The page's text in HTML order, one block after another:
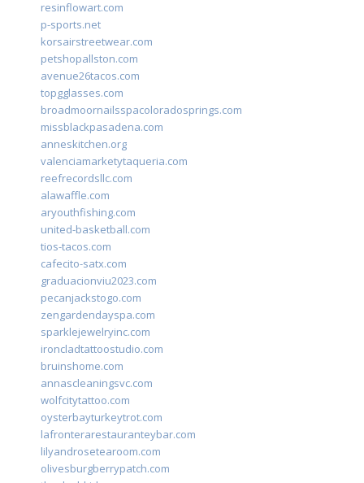
resinflowart.com
p-sports.net
korsairstreetwear.com
petshopallston.com
avenue26tacos.com
topgglasses.com
broadmoornailsspacoloradosprings.com
missblackpasadena.com
anneskitchen.org
valenciamarketytaqueria.com
reefrecordsllc.com
alawaffle.com
aryouthfishing.com
united-basketball.com
tios-tacos.com
cafecito-satx.com
graduacionviu2023.com
pecanjackstogo.com
zengardendayspa.com
sparklejewelryinc.com
ironcladtattoostudio.com
bruinshome.com
annascleaningsvc.com
wolfcitytattoo.com
oysterbayturkeytrot.com
lafronterarestauranteybar.com
lilyandrosetearoom.com
olivesburgberrypatch.com